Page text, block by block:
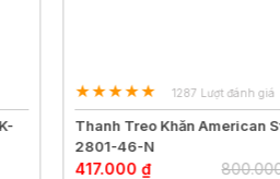
1287 Lượt đánh giá
Khăn American Standard K-
₫ 800.000 ₫